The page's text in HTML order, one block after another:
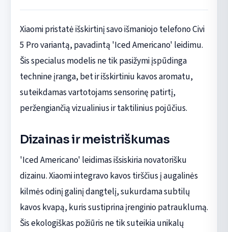
Xiaomi pristatė išskirtinį savo išmaniojo telefono Civi
5 Pro variantą, pavadintą 'Iced Americano' leidimu.
Šis specialus modelis ne tik pasižymi įspūdinga
technine įranga, bet ir išskirtiniu kavos aromatu,
suteikdamas vartotojams sensorinę patirtį,
peržengiančią vizualinius ir taktilinius pojūčius.
Dizainas ir meistriškumas
'Iced Americano' leidimas išsiskiria novatorišku
dizainu. Xiaomi integravo kavos tirščius į augalinės
kilmės odinį galinį dangtelį, sukurdama subtilų
kavos kvapą, kuris sustiprina įrenginio patrauklumą.
Šis ekologiškas požiūris ne tik suteikia unikalų